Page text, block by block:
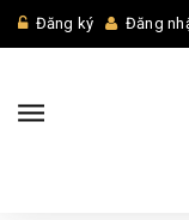
Đăng ký Đăng